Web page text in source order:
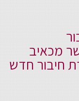
מכאיב
חיבור חדש